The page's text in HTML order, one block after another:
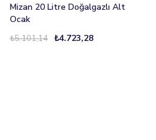
Mizan 20 Litre Doğalgazlı Alt
Ocak
₺4.723,28
₺5.101,14